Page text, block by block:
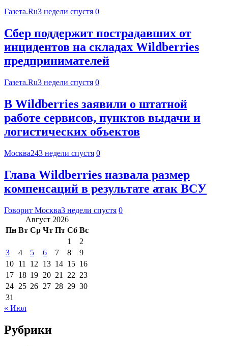
Газета.Ru3 недели спустя 0
Сбер поддержит пострадавших от
инцидентов на складах Wildberries
предпринимателей
Газета.Ru3 недели спустя 0
В Wildberries заявили о штатной
работе сервисов, пунктов выдачи и
логистических объектов
Москва243 недели спустя 0
Глава Wildberries назвала размер
компенсаций в результате атак ВСУ
Говорит Москва3 недели спустя 0
Август 2026
Пн Вт Ср Чт Пт Сб Вс
1
2
3
4 5 6 7 8
9
10 11 12 13 14 15 16
17 18 19 20 21 22 23
24 25 26 27 28 29 30
31
« Июл
Рубрики